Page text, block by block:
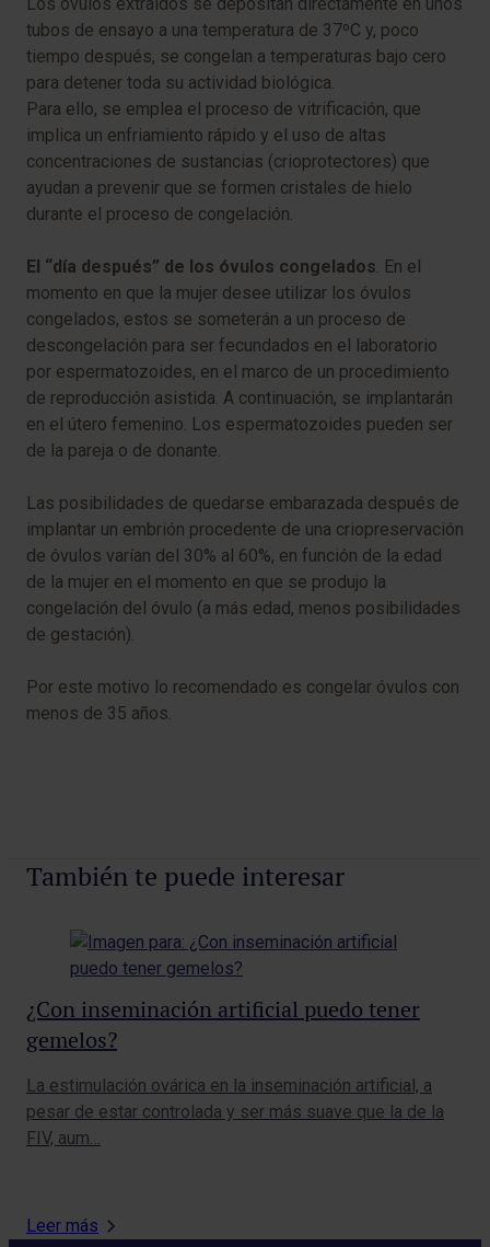
Los óvulos extraídos se depositan directamente en unos
tubos de ensayo a una temperatura de 37ºC y, poco
tiempo después, se congelan a temperaturas bajo cero
para detener toda su actividad biológica.
Para ello, se emplea el proceso de vitrificación, que
implica un enfriamiento rápido y el uso de altas
concentraciones de sustancias (crioprotectores) que
ayudan a prevenir que se formen cristales de hielo
durante el proceso de congelación.
El “día después” de los óvulos congelados. En el
momento en que la mujer desee utilizar los óvulos
congelados, estos se someterán a un proceso de
descongelación para ser fecundados en el laboratorio
por espermatozoides, en el marco de un procedimiento
de reproducción asistida. A continuación, se implantarán
en el útero femenino. Los espermatozoides pueden ser
de la pareja o de donante.
Las posibilidades de quedarse embarazada después de
implantar un embrión procedente de una criopreservación
de óvulos varían del 30% al 60%, en función de la edad
de la mujer en el momento en que se produjo la
congelación del óvulo (a más edad, menos posibilidades
de gestación).
Por este motivo lo recomendado es congelar óvulos con
menos de 35 años.
También te puede interesar
¿Con inseminación artificial puedo tener
gemelos?
La estimulación ovárica en la inseminación artificial, a
pesar de estar controlada y ser más suave que la de la
FIV, aum…
Leer más